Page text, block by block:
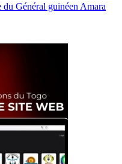
du Général guinéen Amara